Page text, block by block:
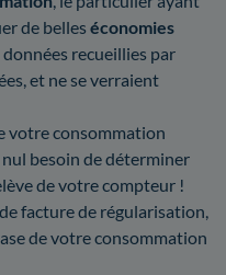
de belles économies
données recueillies par
et ne se verraient
votre consommation
nul besoin de déterminer
de votre compteur !
facture de régularisation,
de votre consommation